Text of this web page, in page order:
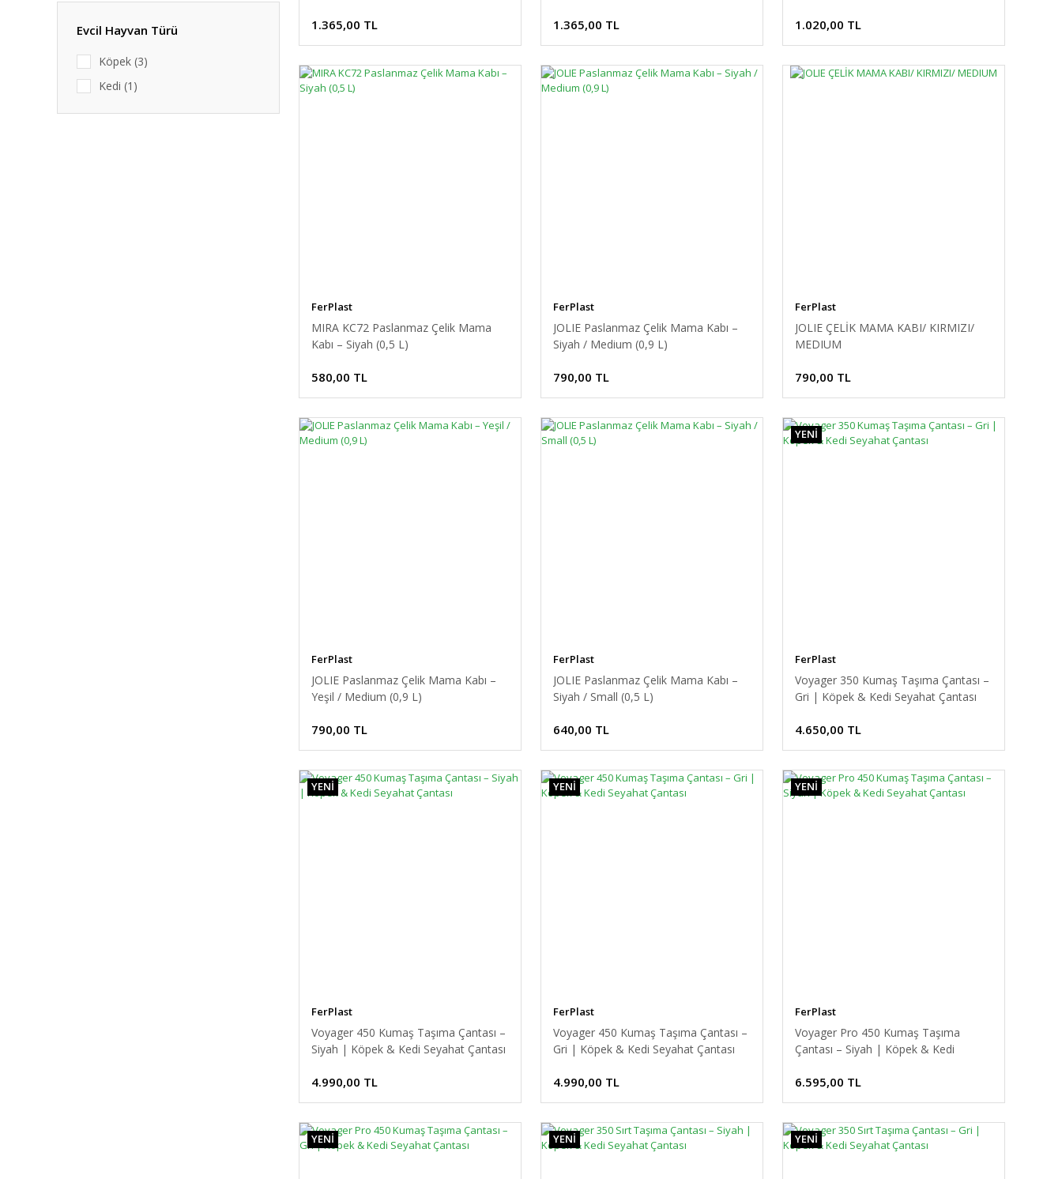
Evcil Hayvan Türü
Köpek (3)
Kedi (1)
1.365,00 TL 1.365,00 TL 1.020,00 TL
FerPlast
MIRA KC72 Paslanmaz Çelik Mama
Kabı – Siyah (0,5 L)
580,00 TL
FerPlast
JOLIE Paslanmaz Çelik Mama Kabı –
Siyah / Medium (0,9 L)
790,00 TL
FerPlast
JOLIE ÇELİK MAMA KABI/ KIRMIZI/
MEDIUM
790,00 TL
FerPlast
JOLIE Paslanmaz Çelik Mama Kabı –
Yeşil / Medium (0,9 L)
790,00 TL
FerPlast
JOLIE Paslanmaz Çelik Mama Kabı –
Siyah / Small (0,5 L)
640,00 TL
YENİ
FerPlast
Voyager 350 Kumaş Taşıma Çantası –
Gri | Köpek & Kedi Seyahat Çantası
4.650,00 TL
YENİ
FerPlast
Voyager 450 Kumaş Taşıma Çantası –
Siyah | Köpek & Kedi Seyahat Çantası
4.990,00 TL
YENİ
FerPlast
Voyager 450 Kumaş Taşıma Çantası –
Gri | Köpek & Kedi Seyahat Çantası
4.990,00 TL
YENİ
FerPlast
Voyager Pro 450 Kumaş Taşıma
Çantası – Siyah | Köpek & Kedi
6.595,00 TL
YENİ YENİ YENİ